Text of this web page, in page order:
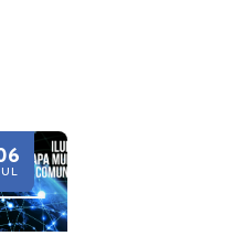
28
JUL